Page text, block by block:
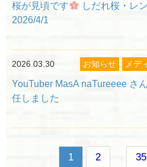
桜が見頃です
しだれ桜・レ
2026/4/1
2026.03.30 お知らせ メデ
YouTuber MasA naTureeee さ
任しました
1 2 35